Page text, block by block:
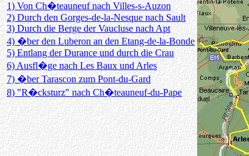
1) Von Ch�teauneuf nach Villes-s-Auzon
2) Durch den Gorges-de-la-Nesque nach Sault
3) Durch die Berge der Vaucluse nach Apt
4) �ber den Luberon an den Etang-de-la-Bonde
5) Entlang der Durance und durch die Crau
6) Ausfl�ge nach Les Baux und Arles
7) �ber Tarascon zum Pont-du-Gard
8) "R�cksturz" nach Ch�teauneuf-du-Pape